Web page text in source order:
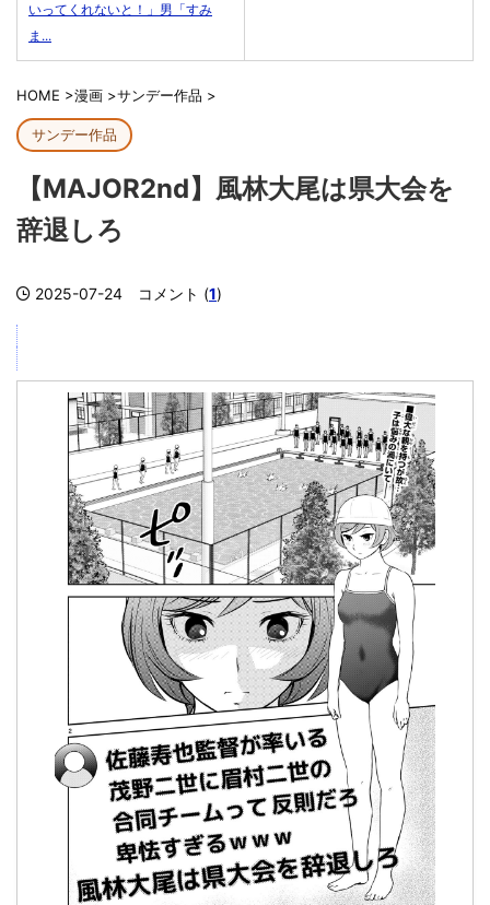
いってくれないと！」男「すみ
ま...
HOME >漫画 >サンデー作品 >
サンデー作品
【MAJOR2nd】風林大尾は県大会を
辞退しろ
2025-07-24 コメント (1)